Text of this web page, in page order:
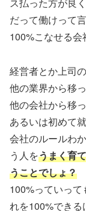
だって働けって
100%こなせる会
経営者とか上司
他の業界から移
他の会社から移
あるいは初めて
会社のルールわ
う人をうまく育
うことでしょ？
100%っていっ
れを100%でき